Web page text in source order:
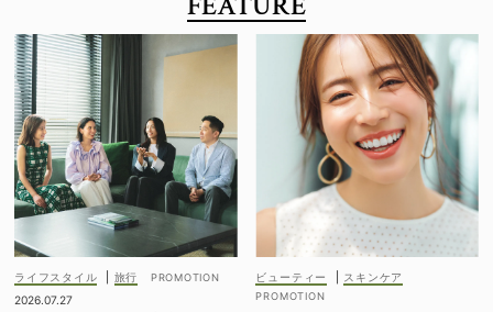
ライフスタイル
旅行
2026.07.27
ビューティー スキンケア